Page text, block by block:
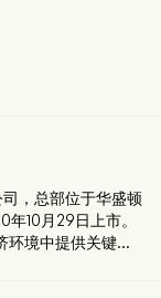
，总部位于华盛顿
10月29日上市。
环境中提供关键且